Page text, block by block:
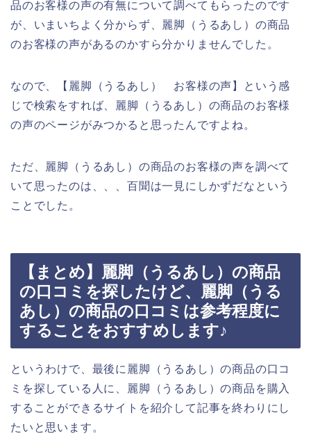
品のお客様の声の有無について調べてもらったのです
が、いまいちよく分からず、麗脚（うるあし）の商品
のお客様の声があるのかすら分かりませんでした。
なので、【麗脚（うるあし） お客様の声】という感
じで検索をすれば、麗脚（うるあし）の商品のお客様
の声のページがみつかると思ったんですよね。
ただ、麗脚（うるあし）の商品のお客様の声を調べて
いて思ったのは、、、百聞は一見にしかずだなという
ことでした。
【まとめ】麗脚（うるあし）の商品
の口コミを探したけど、麗脚（うる
あし）の商品の口コミは参考程度に
することをおすすめします♪
というわけで、最後に麗脚（うるあし）の商品の口コ
ミを探している人に、麗脚（うるあし）の商品を購入
することができるサイトを紹介して記事を終わりにし
たいと思います。